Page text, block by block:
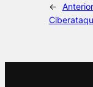
←